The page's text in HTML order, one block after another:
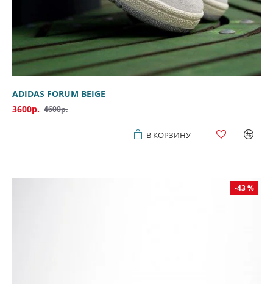
ADIDAS FORUM BEIGE
3600р. 4600р.
В КОРЗИНУ
-43 %